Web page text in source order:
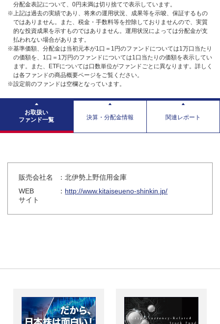
分配金表記について、0円未満は切り捨てで表示しています。
※上記は過去の実績であり、将来の運用状況、成果等を示唆、保証するもの
ではありません。また、税金・手数料等を控除しておりませんので、実質
的な投資成果を示すものではありません。運用状況によっては分配金が支
払われない場合があります。
※基準価額、分配金は当初元本が1口＝1円のファンドについては1万口当たり
の価額を、1口＝1万円のファンドについては1口当たりの価額を表示してい
ます。また、ETFについては口数単位がファンドごとに異なります。詳しく
は各ファンドの商品概要ページをご覧ください。
※設定前のファンドは空欄となっています。
お取扱い
ファンド一覧
決算・分配金情報 関連レポート
販売会社名
：北伊勢上野信用金庫
WEB
サイト
： http://www.kitaiseueno-shinkin.jp/